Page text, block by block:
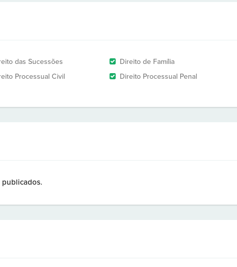
das Sucessões
Direito de Família
Processual Civil Direito Processual Penal
publicados.